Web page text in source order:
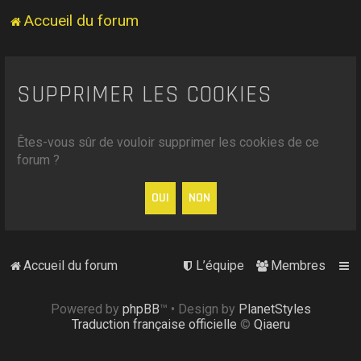
Accueil du forum
SUPPRIMER LES COOKIES
Êtes-vous sûr de vouloir supprimer les cookies de ce
forum ?
Accueil du forum Membres
L’équipe
Powered by phpBB™ • Design by PlanetStyles
Traduction française officielle © Qiaeru